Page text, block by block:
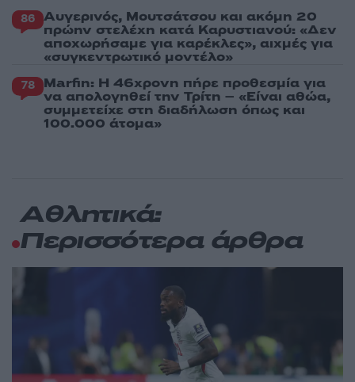
86 Αυγερινός, Μουτσάτσου και ακόμη 20
πρώην στελέχη κατά Καρυστιανού: «Δεν
αποχωρήσαμε για καρέκλες», αιχμές για
«συγκεντρωτικό μοντέλο»
78 Marfin: Η 46χρονη πήρε προθεσμία για
να απολογηθεί την Τρίτη – «Είναι αθώα,
συμμετείχε στη διαδήλωση όπως και
100.000 άτομα»
Αθλητικά:
Περισσότερα άρθρα